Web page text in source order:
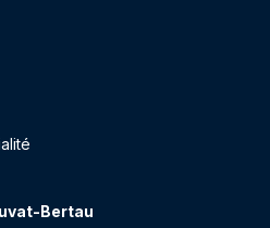
Bertau